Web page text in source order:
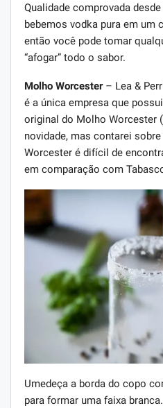
Qualidade comprovada
bebemos vodka pura em um
então você pode tomar
“afogar” todo o sabor.
Molho Worcester– Lea &
é a única empresa que
original do Molho Worcester
novidade, mas contarei
Worcester é difícil de
em comparação com
Umedeça a borda do copo
para formar uma faixa branca.